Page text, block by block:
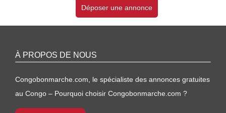
Déposer une annonce
À PROPOS DE NOUS
Congobonmarche.com, le spécialiste des annonces gratuites
au Congo – Pourquoi choisir Congobonmarche.com ?